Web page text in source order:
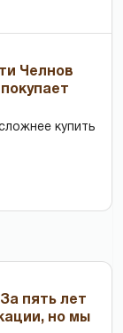
Челнов
купить
пять лет
но мы